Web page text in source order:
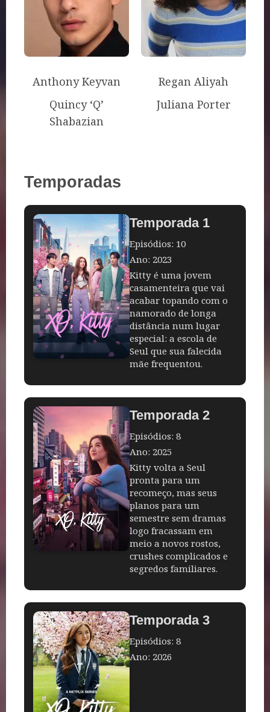
Anthony Keyvan
Quincy ‘Q’
Shabazian
Regan Aliyah
Juliana Porter
Temporadas
Temporada 1
Episódios: 10
Ano: 2023
Kitty é uma jovem
casamenteira que vai
acabar topando com o
namorado de longa
distância num lugar
especial: a escola de
Seul que sua falecida
mãe frequentou.
Temporada 2
Episódios: 8
Ano: 2025
Kitty volta a Seul
pronta para um
recomeço, mas seus
planos para um
semestre sem dramas
logo fracassam em
meio a novos rostos,
crushes complicados e
segredos familiares.
Temporada 3
Episódios: 8
Ano: 2026